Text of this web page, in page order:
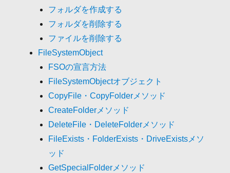
フォルダを作成する
フォルダを削除する
ファイルを削除する
FileSystemObject
FSOの宣言方法
FileSystemObjectオブジェクト
CopyFile・CopyFolderメソッド
CreateFolderメソッド
DeleteFile・DeleteFolderメソッド
FileExists・FolderExists・DriveExistsメソ
ッド
GetSpecialFolderメソッド